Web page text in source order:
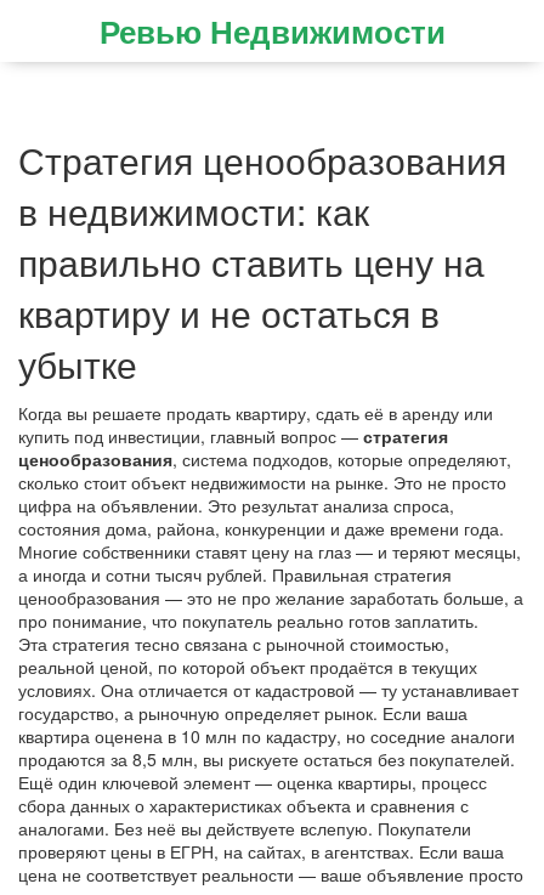
Ревью Недвижимости
Стратегия ценообразования
в недвижимости: как
правильно ставить цену на
квартиру и не остаться в
убытке
Когда вы решаете продать квартиру, сдать её в аренду или
купить под инвестиции, главный вопрос — стратегия
ценообразования, система подходов, которые определяют,
сколько стоит объект недвижимости на рынке. Это не просто
цифра на объявлении. Это результат анализа спроса,
состояния дома, района, конкуренции и даже времени года.
Многие собственники ставят цену на глаз — и теряют месяцы,
а иногда и сотни тысяч рублей. Правильная стратегия
ценообразования — это не про желание заработать больше, а
про понимание, что покупатель реально готов заплатить.
Эта стратегия тесно связана с рыночной стоимостью,
реальной ценой, по которой объект продаётся в текущих
условиях. Она отличается от кадастровой — ту устанавливает
государство, а рыночную определяет рынок. Если ваша
квартира оценена в 10 млн по кадастру, но соседние аналоги
продаются за 8,5 млн, вы рискуете остаться без покупателей.
Ещё один ключевой элемент — оценка квартиры, процесс
сбора данных о характеристиках объекта и сравнения с
аналогами. Без неё вы действуете вслепую. Покупатели
проверяют цены в ЕГРН, на сайтах, в агентствах. Если ваша
цена не соответствует реальности — ваше объявление просто